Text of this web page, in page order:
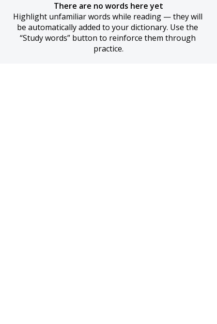
There are no words here yet
Highlight unfamiliar words while reading — they will
be automatically added to your dictionary. Use the
“Study words” button to reinforce them through
practice.